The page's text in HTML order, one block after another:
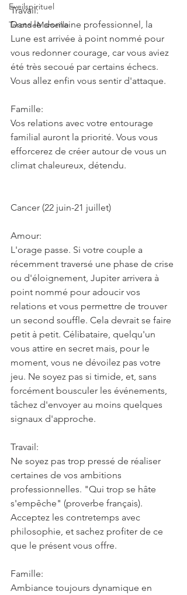
Eveilspirituel
TarotdeMarseille
Travail:
Dans le domaine professionnel, la
Lune est arrivée à point nommé pour
vous redonner courage, car vous aviez
été très secoué par certains échecs.
Vous allez enfin vous sentir d'attaque.
Famille:
Vos relations avec votre entourage
familial auront la priorité. Vous vous
efforcerez de créer autour de vous un
climat chaleureux, détendu.
Cancer (22 juin-21 juillet)
Amour:
L'orage passe. Si votre couple a
récemment traversé une phase de crise
ou d'éloignement, Jupiter arrivera à
point nommé pour adoucir vos
relations et vous permettre de trouver
un second souffle. Cela devrait se faire
petit à petit. Célibataire, quelqu'un
vous attire en secret mais, pour le
moment, vous ne dévoilez pas votre
jeu. Ne soyez pas si timide, et, sans
forcément bousculer les événements,
tâchez d'envoyer au moins quelques
signaux d'approche.
Travail:
Ne soyez pas trop pressé de réaliser
certaines de vos ambitions
professionnelles. "Qui trop se hâte
s'empêche" (proverbe français).
Acceptez les contretemps avec
philosophie, et sachez profiter de ce
que le présent vous offre.
Famille:
Ambiance toujours dynamique en